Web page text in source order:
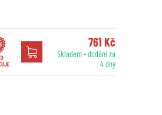
761 Kč
Skladem - dodání za
4 dny